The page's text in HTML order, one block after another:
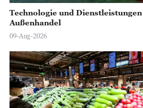
Technologie und
Außenhandel
09-Aug-2026